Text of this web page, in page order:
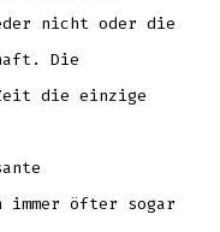
nicht oder die
Die
die einzige
immer öfter sogar